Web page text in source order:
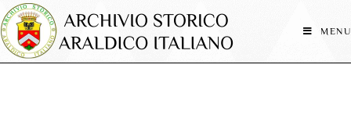
MENU